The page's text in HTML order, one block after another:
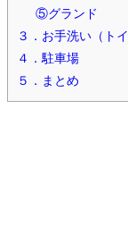
⑤グランド
３．お手洗い（トイ
４．駐車場
５．まとめ